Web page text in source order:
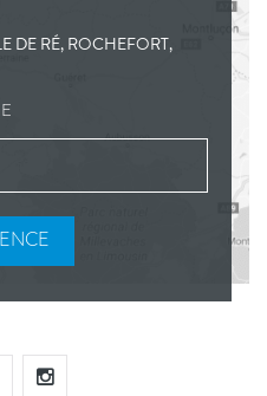
DE RÉ, ROCHEFORT,